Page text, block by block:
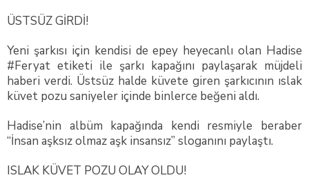
ÜSTSÜZ GİRDİ!
Yeni şarkısı için kendisi de epey heyecanlı olan Hadise
#Feryat etiketi ile şarkı kapağını paylaşarak müjdeli
haberi verdi. Üstsüz halde küvete giren şarkıcının ıslak
küvet pozu saniyeler içinde binlerce beğeni aldı.
Hadise’nin albüm kapağında kendi resmiyle beraber
“İnsan aşksız olmaz aşk insansız” sloganını paylaştı.
ISLAK KÜVET POZU OLAY OLDU!